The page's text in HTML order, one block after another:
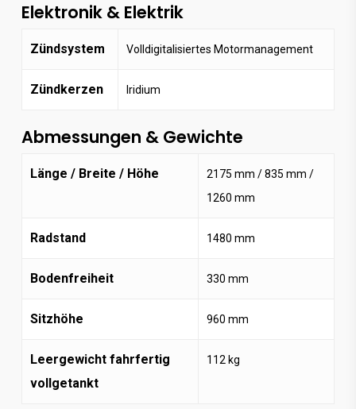
Elektronik & Elektrik
Zündsystem Volldigitalisiertes Motormanagement
Zündkerzen Iridium
Abmessungen & Gewichte
Länge / Breite / Höhe
2175 mm / 835 mm /
1260 mm
Radstand 1480 mm
Bodenfreiheit 330 mm
Sitzhöhe 960 mm
Leergewicht fahrfertig
vollgetankt
112 kg